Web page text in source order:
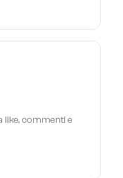
like, commenti e